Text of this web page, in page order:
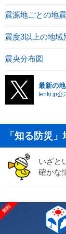
震源地ごとの地
震度3以上の地域
震央分布図
最新の
tenki.jp公
「知る防災
いざと
確かな